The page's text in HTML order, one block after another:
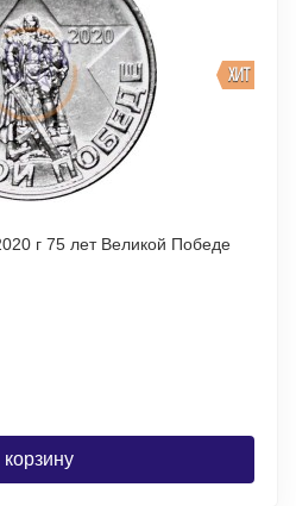
ХИТ
Приднестровье 1 рубль 2020 г 75 лет Великой Победе
корзину